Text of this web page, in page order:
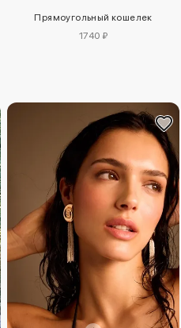
Прямоугольный кошелек
1740 ₽